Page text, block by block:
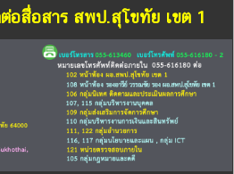
อสื่อสาร สพป.สุโขทัย เขต 1